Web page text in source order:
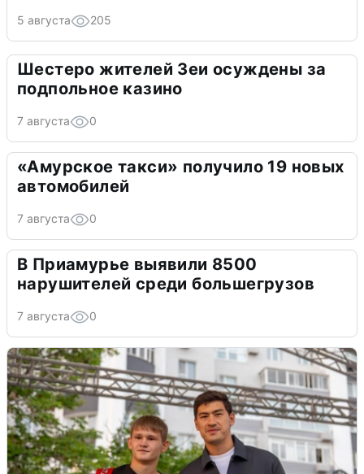
5 августа 205
Шестеро жителей Зеи осуждены за
подпольное казино
7 августа 0
«Амурское такси» получило 19 новых
автомобилей
7 августа 0
В Приамурье выявили 8500
нарушителей среди большегрузов
7 августа 0